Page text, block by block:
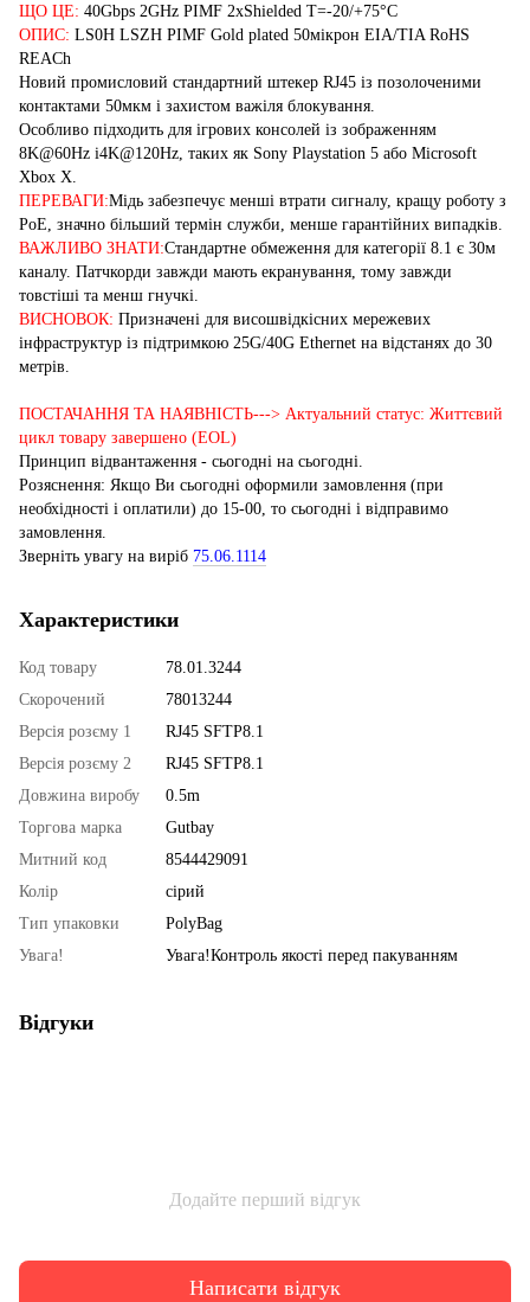
ЩО ЦЕ: 40Gbps 2GHz PIMF 2xShielded T=-20/+75°C
ОПИС: LS0H LSZH PIMF Gold plated 50мікрон EIA/TIA RoHS
REACh
Новий промисловий стандартний штекер RJ45 із позолоченими
контактами 50мкм і захистом важіля блокування.
Особливо підходить для ігрових консолей із зображенням
8K@60Hz i4K@120Hz, таких як Sony Playstation 5 або Microsoft
Xbox X.
ПЕРЕВАГИ:Мідь забезпечує менші втрати сигналу, кращу роботу з
PoE, значно більший термін служби, менше гарантійних випадків.
ВАЖЛИВО ЗНАТИ:Стандартне обмеження для категорії 8.1 є 30м
каналу. Патчкорди завжди мають екранування, тому завжди
товстіші та менш гнучкі.
ВИСНОВОК: Призначені для висошвідкісних мережевих
інфраструктур із підтримкою 25G/40G Ethernet на відстанях до 30
метрів.
ПОСТАЧАННЯ ТА НАЯВНІСТЬ---> Актуальний статус: Життєвий
цикл товару завершено (EOL)
Принцип відвантаження - сьогодні на сьогодні.
Розяснення: Якщо Ви сьогодні оформили замовлення (при
необхідності і оплатили) до 15-00, то сьогодні і відправимо
замовлення.
Зверніть увагу на виріб 75.06.1114
Характеристики
Код товару
78.01.3244
Скорочений
78013244
Версія розєму 1
RJ45 SFTP8.1
Версія розєму 2
RJ45 SFTP8.1
Довжина виробу
0.5m
Торгова марка
Gutbay
Митний код
8544429091
Колір
сірий
Тип упаковки
PolyBag
Увага!
Увага!Контроль якості перед пакуванням
Відгуки
Додайте перший відгук
Написати відгук